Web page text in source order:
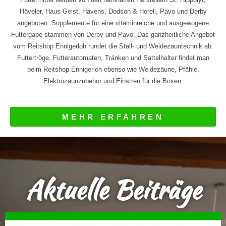
Höveler, Haus Geist, Havens, Dodson & Horell, Pavo und Derby
angeboten. Supplemente für eine vitaminreiche und ausgewogene
Futtergabe stammen von Derby und Pavo. Das ganzheitliche Angebot
vom Reitshop Ennigerloh rundet die Stall- und Weidezauntechnik ab.
Futtertröge, Futterautomaten, Tränken und Sattelhalter findet man
beim Reitshop Ennigerloh ebenso wie Weidezäune, Pfähle,
Elektrozaunzubehör und Einstreu für die Boxen.
MEHR ERFAHREN
Aktuelle Beiträge